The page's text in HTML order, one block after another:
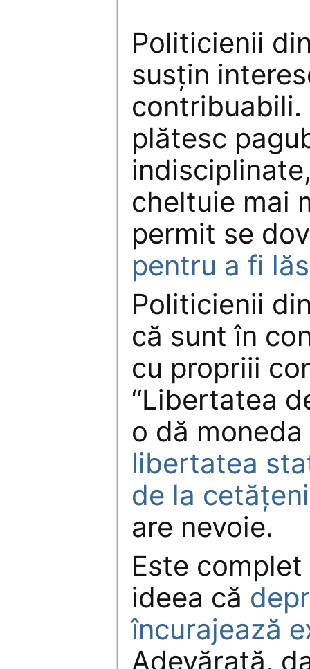
Politicienii
susţin
contribuabili.
plătesc
cheltuie mai
permit se
pentru a fi
Politicienii
că sunt în
cu propriii
“Libertatea
o dă
libertatea
de la cetăţeni
are nevoie.
Este
ideea că
încurajează
Adevărată,